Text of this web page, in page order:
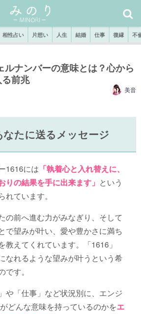
相性占い 片想い 人生 結婚 仕事 復縁 不
ルナンバーの意味とは？心から
前兆
美音
なたに送るメッセージ
1616には 「執着心と入れ替えに、
りの結果を手に出来ます」 という
れています。
の前へ進む力がみなぎり、そして
で望みが叶い、愛や豊かさに満ち
教えてくれています。「1616」
なれるような望みが叶うという希
す。
や「仕事」など状況別に、エンジ
どんな意味を持っているのかをエ